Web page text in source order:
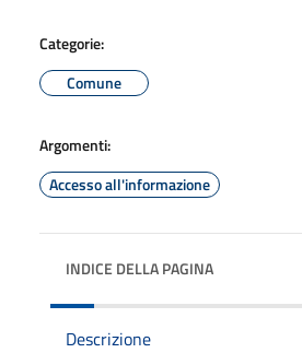
Categorie:
Comune
Argomenti:
Accesso all'informazione
INDICE DELLA PAGINA
Descrizione